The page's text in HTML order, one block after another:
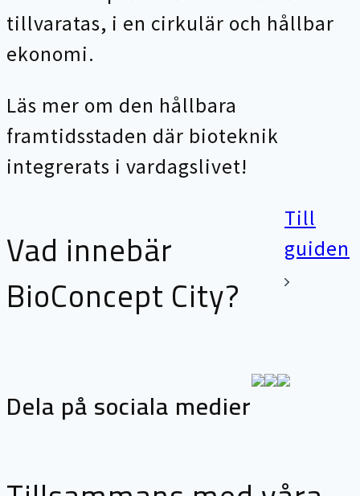
tillvaratas, i en cirkulär och hållbar
ekonomi.
Läs mer om den hållbara
framtidsstaden där bioteknik
integrerats i vardagslivet!
Vad innebär
BioConcept City?
Till
guiden
Dela på sociala medier